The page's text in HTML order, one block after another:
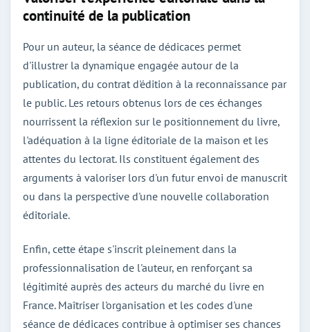
continuité de la publication
Pour un auteur, la séance de dédicaces permet
d'illustrer la dynamique engagée autour de la
publication, du contrat d'édition à la reconnaissance par
le public. Les retours obtenus lors de ces échanges
nourrissent la réflexion sur le positionnement du livre,
l'adéquation à la ligne éditoriale de la maison et les
attentes du lectorat. Ils constituent également des
arguments à valoriser lors d'un futur envoi de manuscrit
ou dans la perspective d'une nouvelle collaboration
éditoriale.
Enfin, cette étape s'inscrit pleinement dans la
professionnalisation de l'auteur, en renforçant sa
légitimité auprès des acteurs du marché du livre en
France. Maîtriser l'organisation et les codes d'une
séance de dédicaces contribue à optimiser ses chances